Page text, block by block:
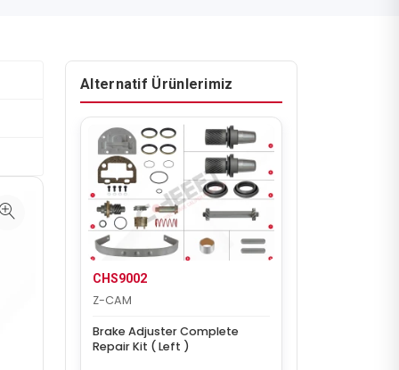
Alternatif Ürünlerimiz
CHS9002
Z-CAM
Brake Adjuster Complete
Repair Kit ( Left )